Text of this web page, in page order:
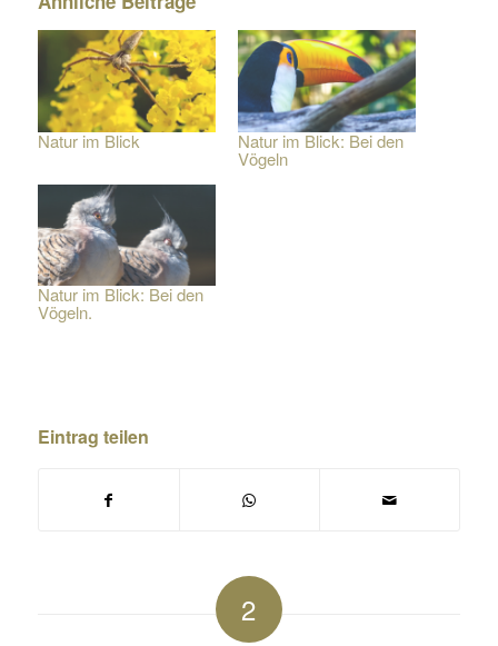
Natur im Blick Natur im Blick: Bei den
Vögeln
Natur im Blick: Bei den
Vögeln.
Eintrag teilen
2